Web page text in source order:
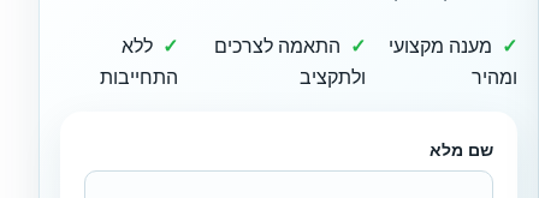
מענה מקצועי
ומהיר
התאמה לצרכים
ולתקציב
ללא
התחייבות
שם מלא